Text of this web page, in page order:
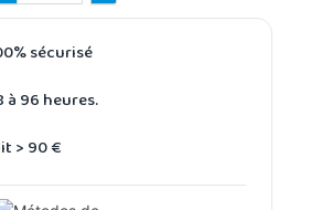
sécurisé
96 heures.
> 90 €